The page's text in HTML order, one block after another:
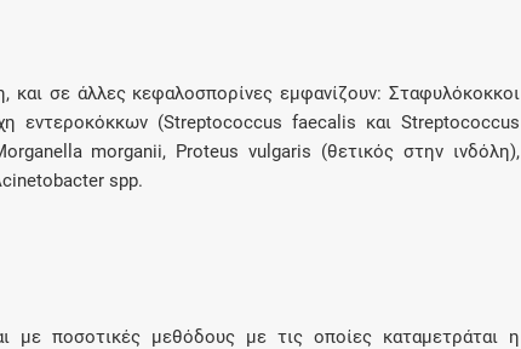
και σε άλλες κεφαλοσπορίνες εμφανίζουν: Σταφυλόκοκκοι
εντεροκόκκων (Streptococcus faecalis και Streptococcus
morganii, Proteus vulgaris (θετικός στην ινδόλη),
spp.
με ποσοτικές μεθόδους με τις οποίες καταμετράται η